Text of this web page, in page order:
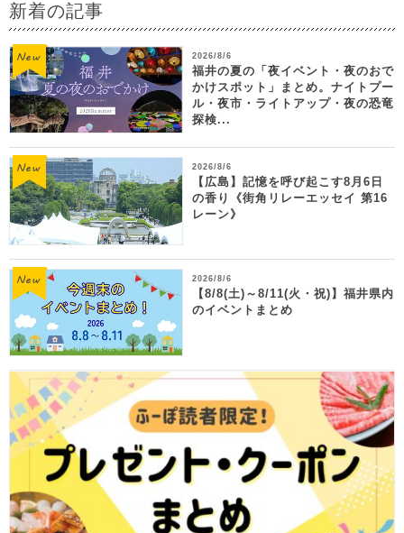
新着の記事
2026/8/6
福井の夏の「夜イベント・夜のおで
かけスポット」まとめ。ナイトプー
ル・夜市・ライトアップ・夜の恐竜
探検...
2026/8/6
【広島】記憶を呼び起こす8月6日
の香り《街角リレーエッセイ 第16
レーン》
2026/8/6
【8/8(土)～8/11(火・祝)】福井県内
のイベントまとめ